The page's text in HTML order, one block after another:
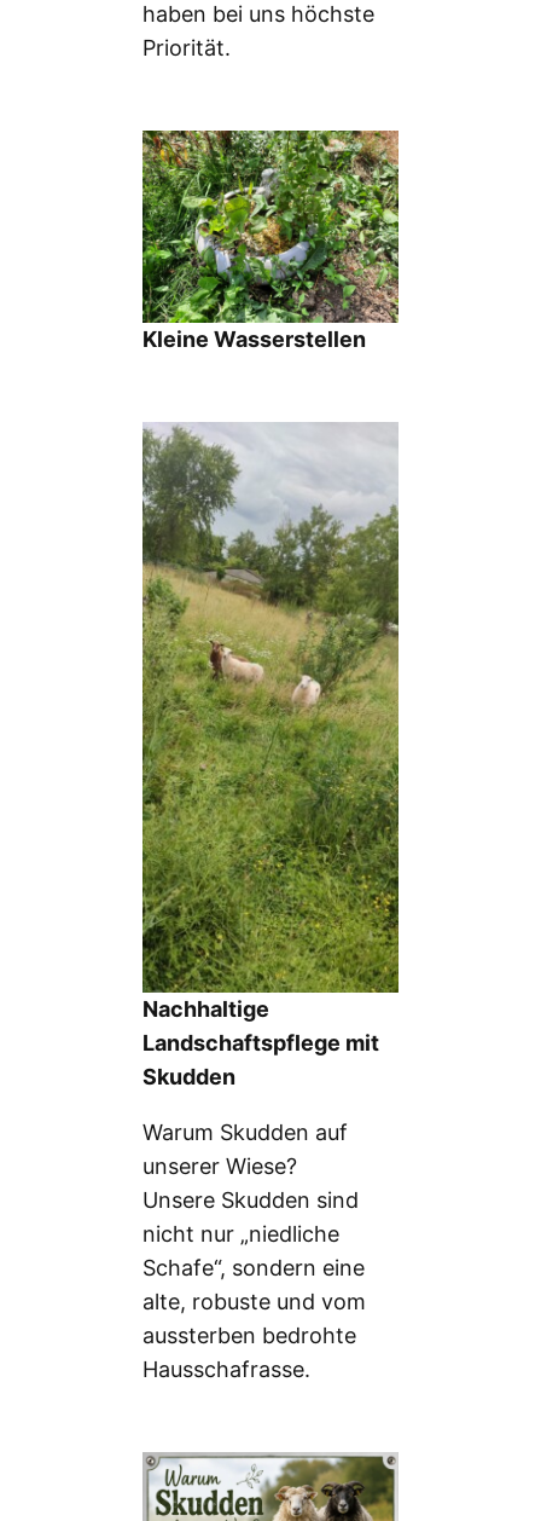
haben bei uns höchste
Priorität.
Kleine Wasserstellen
Nachhaltige
Landschaftspflege mit
Skudden
Warum Skudden auf
unserer Wiese?
Unsere Skudden sind
nicht nur „niedliche
Schafe“, sondern eine
alte, robuste und vom
aussterben bedrohte
Hausschafrasse.